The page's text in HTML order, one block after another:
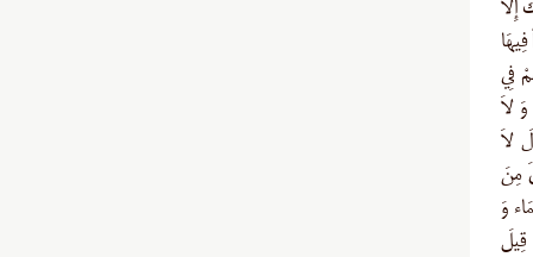
إِلاَّ
فِي
لاَ
لاَ
مِنَ
وَ
قِيلَ